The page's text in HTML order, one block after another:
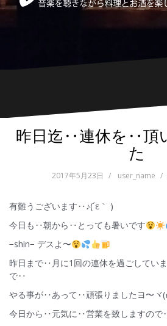
昨日迄‥連休を‥頂
た
2017年5月23日 user_name
有難うございます‥♪(´ε｀ )
今日も‥朝から‥とっても暑いです
−shin− デスよ〜
昨日まで‥月に1回の連休を過ごしてい
で‥
やる事が‥あって‥頑張りましたヨ〜ヾ
今日から‥元気に‥営業を致しますの